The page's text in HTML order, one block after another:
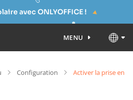
avec ONLYOFFICE !
MENU
Configuration
Activer la prise en